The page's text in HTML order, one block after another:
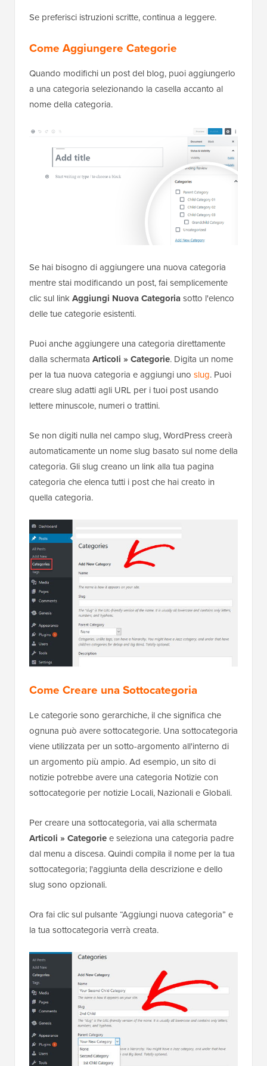
Se preferisci istruzioni scritte, continua a leggere.
Come Aggiungere Categorie
Quando modifichi un post del blog, puoi aggiungerlo
a una categoria selezionando la casella accanto al
nome della categoria.
Se hai bisogno di aggiungere una nuova categoria
mentre stai modificando un post, fai semplicemente
clic sul linkAggiungi Nuova Categoriasotto l'elenco
delle tue categorie esistenti.
Puoi anche aggiungere una categoria direttamente
dalla schermata Articoli » Categorie. Digita un nome
per la tua nuova categoria e aggiungi uno slug. Puoi
creare slug adatti agli URL per i tuoi post usando
lettere minuscole, numeri o trattini.
Se non digiti nulla nel campo slug, WordPress creerà
automaticamente un nome slug basato sul nome della
categoria. Gli slug creano un link alla tua pagina
categoria che elenca tutti i post che hai creato in
quella categoria.
Come Creare una Sottocategoria
Le categorie sono gerarchiche, il che significa che
ognuna può avere sottocategorie. Una sottocategoria
viene utilizzata per un sotto-argomento all'interno di
un argomento più ampio. Ad esempio, un sito di
notizie potrebbe avere una categoria Notizie con
sottocategorie per notizie Locali, Nazionali e Globali.
Per creare una sottocategoria, vai alla schermata
Articoli » Categoriee seleziona una categoria padre
dal menu a discesa. Quindi compila il nome per la tua
sottocategoria; l'aggiunta della descrizione e dello
slug sono opzionali.
Ora fai clic sul pulsante “Aggiungi nuova categoria” e
la tua sottocategoria verrà creata.